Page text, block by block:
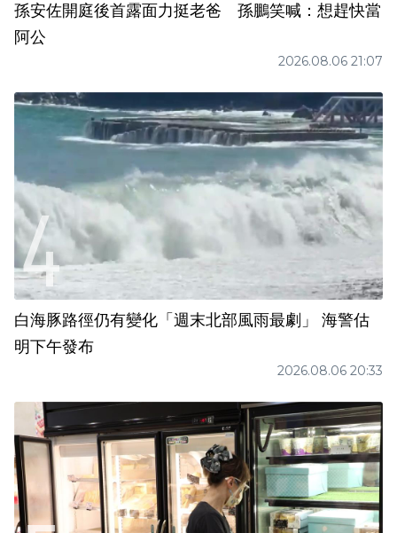
孫安佐開庭後首露面力挺老爸 孫鵬笑喊：想趕快當
阿公
2026.08.06 21:07
白海豚路徑仍有變化「週末北部風雨最劇」 海警估
明下午發布
2026.08.06 20:33